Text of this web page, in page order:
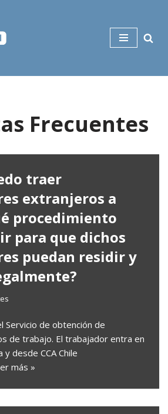
Frecuentes
traer
extranjeros a
procedimiento
para que dichos
puedan residir y
Servicio de obtención de
de trabajo. El trabajador entra en
desde CCA Chile
más »